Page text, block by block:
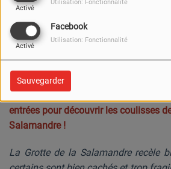
Activé
Utilisation: Fonctionnalité
Facebook
Activé
Utilisation: Fonctionnalité
Sauvegarder
549 VUES
Cette semaine, tentez votre chance
entrées pour découvrir les coulisses
Salamandre !
La Grotte de la Salamandre recèle